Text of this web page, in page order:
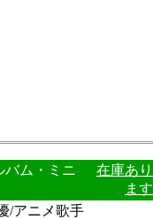
バム・ミニ
在庫あり
ます
/アニメ歌手